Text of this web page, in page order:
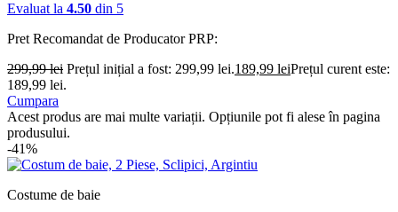
Evaluat la 4.50 din 5
Pret Recomandat de ProducatorPRP:
299,99lei Prețul inițial a fost: 299,99 lei.189,99 leiPrețul curent este:
189,99 lei.
Cumpara
Acest produs are mai multe variații. Opțiunile pot fi alese în pagina
produsului.
-41%
Costume de baie